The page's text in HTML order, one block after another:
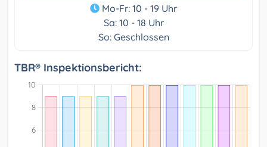
Mo-Fr: 10 - 19 Uhr
Sa: 10 - 18 Uhr
So: Geschlossen
TBR® Inspektionsbericht: